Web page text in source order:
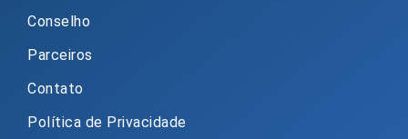
Conselho
Parceiros
Contato
Política de Privacidade